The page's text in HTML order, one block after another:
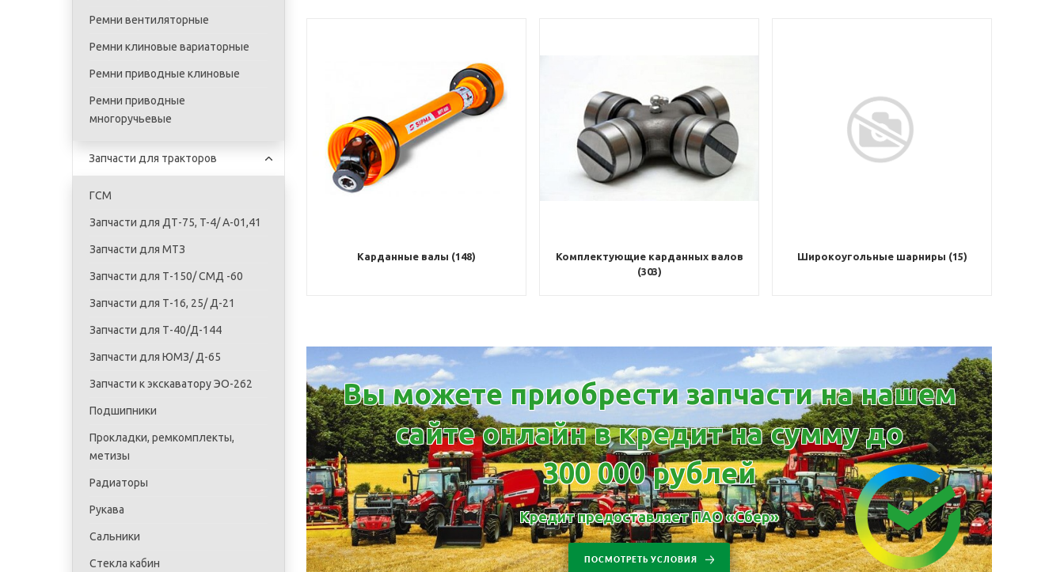
Ремни вентиляторные
Ремни клиновые вариаторные
Ремни приводные клиновые
Ремни приводные
многоручьевые
Запчасти для тракторов
ГСМ
Запчасти для ДТ-75, T-4/ A-01,41
Запчасти для МТЗ
Запчасти для Т-150/ СМД -60
Запчасти для Т-16, 25/ Д-21
Запчасти для Т-40/Д-144
Запчасти для ЮМЗ/ Д-65
Запчасти к экскаватору ЭО-262
Подшипники
Прокладки, ремкомплекты,
метизы
Радиаторы
Рукава
Сальники
Стекла кабин
Карданные валы (148)
Комплектующие карданных валов
(303)
Широкоугольные шарниры (15)
Вы можете приобрести запчасти на нашем
сайте онлайн в кредит на сумму до
300 000 рублей
Кредит предоставляет ПАО «Сбер»
ПОСМОТРЕТЬ УСЛОВИЯ